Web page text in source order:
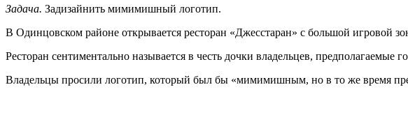
Задача. Задизайнить мимимишный логотип.
В Одинцовском районе открывается ресторан «Джесстаран» с большой игровой
Ресторан сентиментально называется в честь дочки владельцев,
Владельцы просили логотип, который был бы «мимимишным, но в то же время